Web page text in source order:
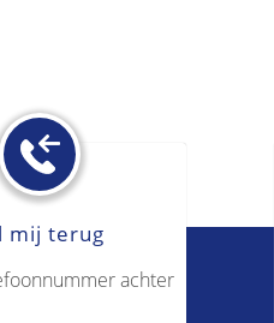
mij terug
achter